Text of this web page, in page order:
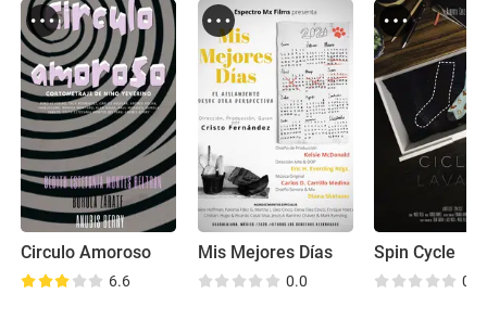
Circulo Amoroso
6.6
Mis Mejores Días
0.0
Spin Cycle
0.0